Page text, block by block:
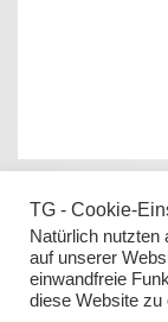
TG - Cookie-
Natürlich nutzten
auf unserer
einwandfreie
diese Website zu